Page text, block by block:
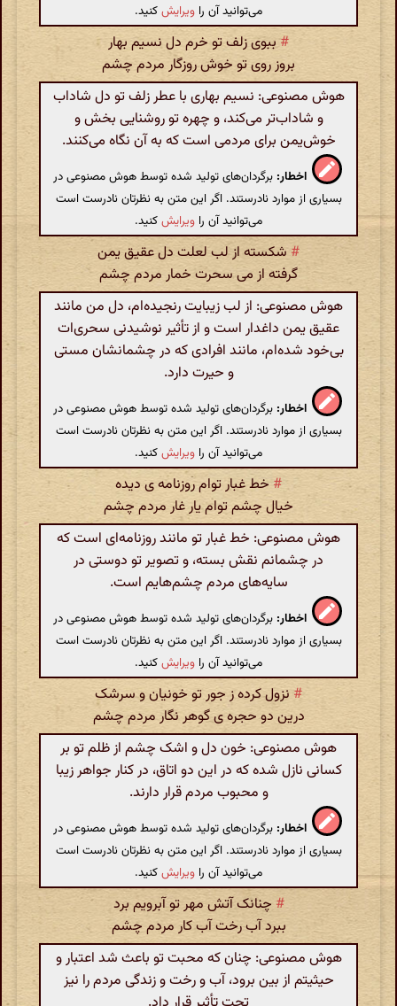
می‌توانید آن را ویرایشکنید.
#ببوی زلف تو خرم دل نسیم بهار
بروز روی تو خوش روزگار مردم چشم
هوش مصنوعی: نسیم بهاری با عطر زلف تو دل شاداب
و شاداب‌تر می‌کند، و چهره تو روشنایی بخش و
خوش‌یمن برای مردمی است که به آن نگاه می‌کنند.
اخطار: برگردان‌های تولید شده توسط هوش مصنوعی در
بسیاری از موارد نادرستند. اگر این متن به نظرتان نادرست است
می‌توانید آن را ویرایشکنید.
# شکسته از لب لعلت دل عقیق یمن
گرفته از می سحرت خمار مردم چشم
هوش مصنوعی: از لب زیبایت رنجیده‌ام، دل من مانند
عقیق یمن داغدار است و از تأثیر نوشیدنی سحری‌ات
بی‌خود شده‌ام، مانند افرادی که در چشمانشان مستی
و حیرت دارد.
اخطار: برگردان‌های تولید شده توسط هوش مصنوعی در
بسیاری از موارد نادرستند. اگر این متن به نظرتان نادرست است
می‌توانید آن را ویرایشکنید.
#خط غبار توام روزنامه ی دیده
خیال چشم توام یار غار مردم چشم
هوش مصنوعی: خط غبار تو مانند روزنامه‌ای است که
در چشمانم نقش بسته، و تصویر تو دوستی در
سایه‌های مردم چشم‌هایم است.
اخطار: برگردان‌های تولید شده توسط هوش مصنوعی در
بسیاری از موارد نادرستند. اگر این متن به نظرتان نادرست است
می‌توانید آن را ویرایشکنید.
# نزول کرده ز جور تو خونیان و سرشک
درین دو حجره ی گوهر نگار مردم چشم
هوش مصنوعی: خون دل و اشک چشم از ظلم تو بر
کسانی نازل شده که در این دو اتاق، در کنار جواهر زیبا
و محبوب مردم قرار دارند.
اخطار: برگردان‌های تولید شده توسط هوش مصنوعی در
بسیاری از موارد نادرستند. اگر این متن به نظرتان نادرست است
می‌توانید آن را ویرایشکنید.
# چنانک آتش مهر تو آبرویم برد
ببرد آب رخت آب کار مردم چشم
هوش مصنوعی: چنان که محبت تو باعث شد اعتبار و
حیثیتم از بین برود، آب و رخت و زندگی مردم را نیز